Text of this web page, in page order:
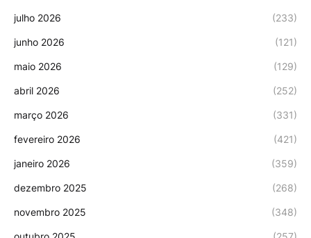
julho 2026 (233)
junho 2026 (121)
maio 2026 (129)
abril 2026 (252)
março 2026 (331)
fevereiro 2026 (421)
janeiro 2026 (359)
dezembro 2025 (268)
novembro 2025 (348)